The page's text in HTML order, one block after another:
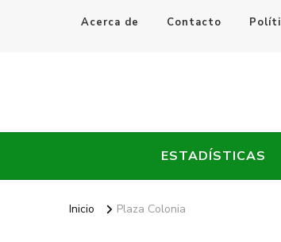
Acerca de Contacto
Every Fútbol
ESTADÍSTICAS
Inicio Plaza Colonia